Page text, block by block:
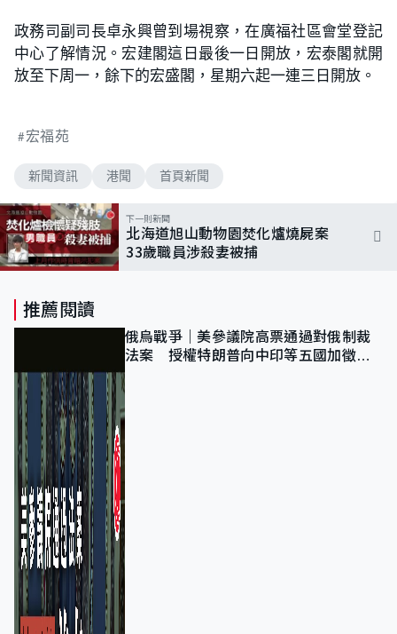
政務司副司長卓永興曾到場視察，在廣福社區會堂登記
中心了解情況。宏建閣這日最後一日開放，宏泰閣就開
放至下周一，餘下的宏盛閣，星期六起一連三日開放。
宏福苑
新聞資訊 港聞 首頁新聞
下一則新聞
北海道旭山動物園焚化爐燒屍案
33歲職員涉殺妻被捕
推薦閱讀
俄烏戰爭｜美參議院高票通過對俄制裁
法案 授權特朗普向中印等五國加徵
100%關稅